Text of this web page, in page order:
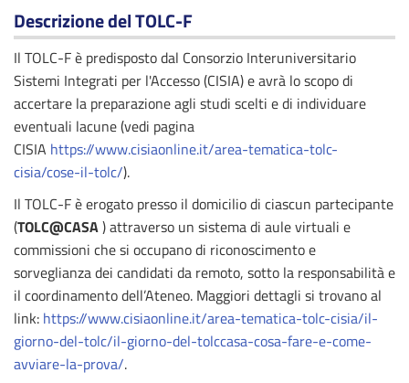
Descrizione del TOLC-F
Il TOLC-F è predisposto dal Consorzio Interuniversitario
Sistemi Integrati per l'Accesso (CISIA) e avrà lo scopo di
accertare la preparazione agli studi scelti e di individuare
eventuali lacune (vedi pagina
CISIA https://www.cisiaonline.it/area-tematica-tolc-
cisia/cose-il-tolc/).
Il TOLC-F è erogato presso il domicilio di ciascun partecipante
(TOLC@CASA) attraverso un sistema di aule virtuali e
commissioni che si occupano di riconoscimento e
sorveglianza dei candidati da remoto, sotto la responsabilità e
il coordinamento dell’Ateneo. Maggiori dettagli si trovano al
link: https://www.cisiaonline.it/area-tematica-tolc-cisia/il-
giorno-del-tolc/il-giorno-del-tolccasa-cosa-fare-e-come-
avviare-la-prova/.